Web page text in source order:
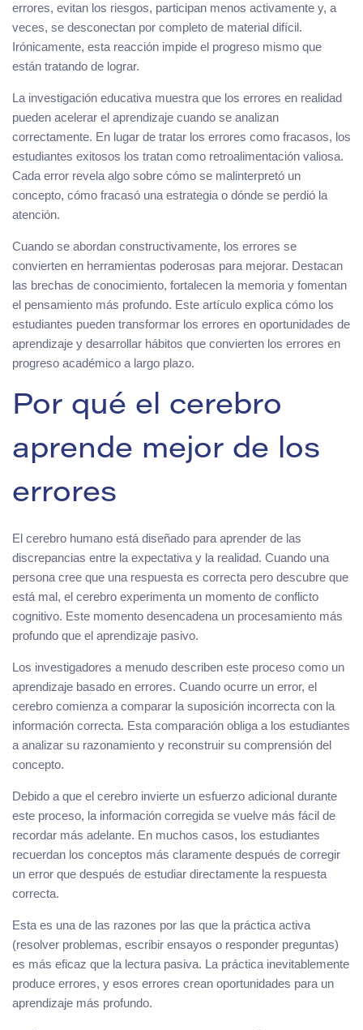
errores, evitan los riesgos, participan menos activamente y, a
veces, se desconectan por completo de material difícil.
Irónicamente, esta reacción impide el progreso mismo que
están tratando de lograr.
La investigación educativa muestra que los errores en realidad
pueden acelerar el aprendizaje cuando se analizan
correctamente. En lugar de tratar los errores como fracasos, los
estudiantes exitosos los tratan como retroalimentación valiosa.
Cada error revela algo sobre cómo se malinterpretó un
concepto, cómo fracasó una estrategia o dónde se perdió la
atención.
Cuando se abordan constructivamente, los errores se
convierten en herramientas poderosas para mejorar. Destacan
las brechas de conocimiento, fortalecen la memoria y fomentan
el pensamiento más profundo. Este artículo explica cómo los
estudiantes pueden transformar los errores en oportunidades de
aprendizaje y desarrollar hábitos que convierten los errores en
progreso académico a largo plazo.
Por qué el cerebro
aprende mejor de los
errores
El cerebro humano está diseñado para aprender de las
discrepancias entre la expectativa y la realidad. Cuando una
persona cree que una respuesta es correcta pero descubre que
está mal, el cerebro experimenta un momento de conflicto
cognitivo. Este momento desencadena un procesamiento más
profundo que el aprendizaje pasivo.
Los investigadores a menudo describen este proceso como un
aprendizaje basado en errores. Cuando ocurre un error, el
cerebro comienza a comparar la suposición incorrecta con la
información correcta. Esta comparación obliga a los estudiantes
a analizar su razonamiento y reconstruir su comprensión del
concepto.
Debido a que el cerebro invierte un esfuerzo adicional durante
este proceso, la información corregida se vuelve más fácil de
recordar más adelante. En muchos casos, los estudiantes
recuerdan los conceptos más claramente después de corregir
un error que después de estudiar directamente la respuesta
correcta.
Esta es una de las razones por las que la práctica activa
(resolver problemas, escribir ensayos o responder preguntas)
es más eficaz que la lectura pasiva. La práctica inevitablemente
produce errores, y esos errores crean oportunidades para un
aprendizaje más profundo.